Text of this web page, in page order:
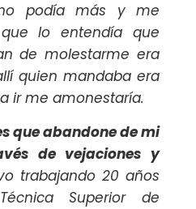
podía más y me
lo entendía que
de molestarme era
quien mandaba era
ir me amonestaría.
que abandone de mi
de vejaciones y
trabajando 20 años
Superior de